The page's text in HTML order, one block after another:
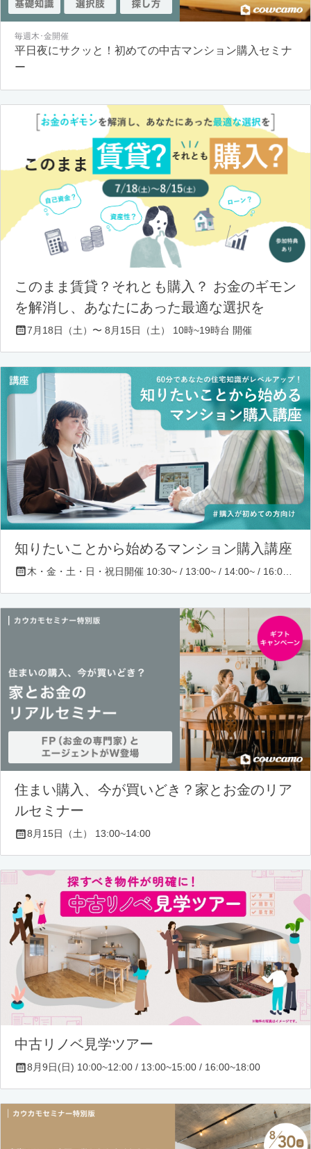
毎週木･金開催
平日夜にサクッと！初めての中古マンション購入セミナ
ー
このまま賃貸？それとも購入？ お金のギモン
を解消し、あなたにあった最適な選択を
7月18日（土）〜 8月15日（土） 10時~19時台 開催
知りたいことから始めるマンション購入講座
住まい購入、今が買いどき？家とお金のリア
ルセミナー
8月15日（土） 13:00~14:00
中古リノベ見学ツアー
8月9日(日) 10:00~12:00 / 13:00~15:00 / 16:00~18:00